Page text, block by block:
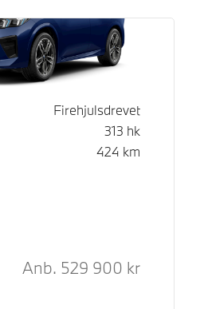
Firehjulsdrevet
313 hk
424 km
Kontantpris
Anb. 529 900 kr